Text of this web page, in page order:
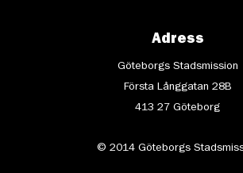
Adress
Göteborgs Stadsmission
Första Långgatan 28B
413 27 Göteborg
© 2014 Göteborgs